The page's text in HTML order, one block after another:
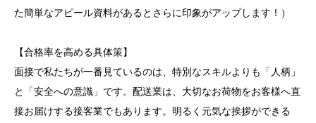
た簡単なアピール資料があるとさらに印象がアップします！）
【合格率を高める具体策】
面接で私たちが一番見ているのは、特別なスキルよりも「人柄」
と「安全への意識」です。配送業は、大切なお荷物をお客様へ直
接お届けする接客業でもあります。明るく元気な挨拶ができる